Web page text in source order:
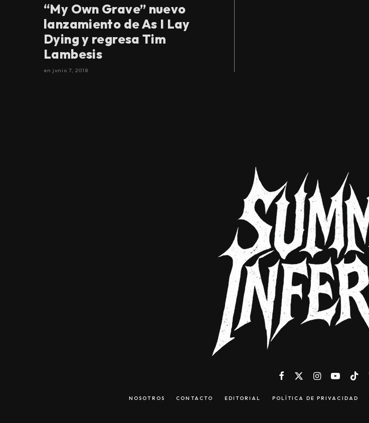
“My Own Grave” nuevo
lanzamiento de As I Lay
Dying y regresa Tim
Lambesis
en junio 7, 2018
NOSOTROS CONTACTO EDITORIAL POLÍTICA DE PRIVACIDAD